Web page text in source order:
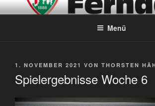
Zum
InhaltABTEILUNG
Menü
VERÖFFENTLICHT
1. NOVEMBER 2021 VON THORSTEN
Spielergebnisse Woche 6